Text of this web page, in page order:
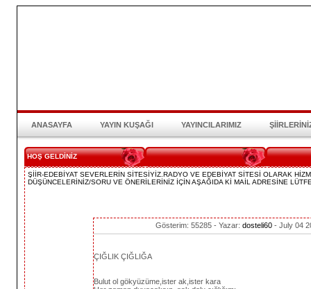
ANASAYFA YAYIN KUŞAĞI YAYINCILARIMIZ
HOŞ GELDİNİZ
ŞİİR-EDEBİYAT SEVERLERİN SİTESİYİZ.RADYO VE EDEBİYAT SİTESİ OLARAK
DÜŞÜNCELERİNİZ/SORU VE ÖNERİLERİNİZ İÇİN AŞAĞIDA Kİ MAİL ADRESİNE
Gösterim: 55285 - Yazar: dosteli60 - July 04
ÇIĞLIK ÇIĞLIĞA
Bulut ol gökyüzüme,ister ak,ister kara